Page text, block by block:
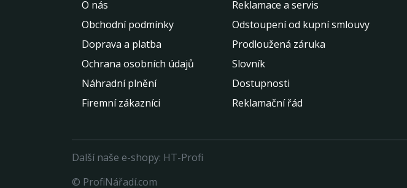
O nás
Obchodní podmínky
Doprava a platba
Ochrana osobních údajů
Náhradní plnění
Firemní zákazníci
Reklamace a servis
Odstoupení od kupní smlouvy
Prodloužená záruka
Slovník
Dostupnosti
Reklamační řád
Další naše e-shopy: HT-Profi
© ProfiNářadí.com